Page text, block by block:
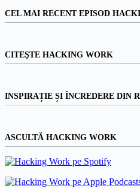
CEL MAI RECENT EPISOD
CITEŞTE HACKING WORK
INSPIRAȚIE ȘI ÎNCREDERE DIN
ASCULTĂ HACKING WORK